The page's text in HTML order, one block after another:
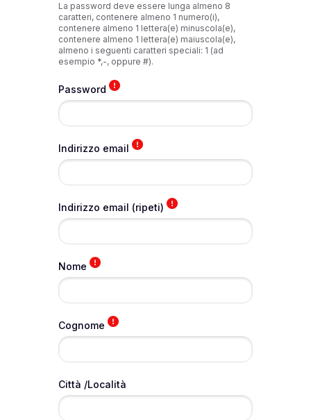
Vai al contenuto principale
La password deve essere lunga almeno 8
caratteri, contenere almeno 1 numero(i),
contenere almeno 1 lettera(e) minuscola(e),
contenere almeno 1 lettera(e) maiuscola(e),
almeno i seguenti caratteri speciali: 1 (ad
esempio *,-, oppure #).
Password
Indirizzo email
Indirizzo email (ripeti)
Nome
Cognome
Città /Località